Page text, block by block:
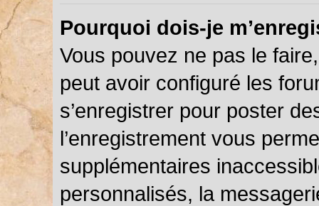
Pourquoi dois-je
Vous pouvez ne pas le
peut avoir configuré les
s’enregistrer pour poster
l’enregistrement vous
supplémentaires
personnalisés, la